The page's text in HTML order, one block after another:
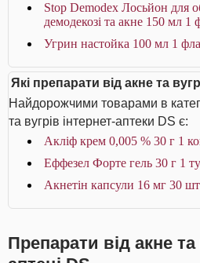
Stop Demodex Лосьйон для
демодекозі та акне 150 мл 1
Угрин настойка 100 мл 1
Які препарати від акне та
Найдорожчими товарами в
та вугрів інтернет-аптеки DS є:
Акліф крем 0,005 % 30 г 1
Еффезел Форте гель 30 г 1
Акнетін капсули 16 мг 30 шт
Препарати від акне та